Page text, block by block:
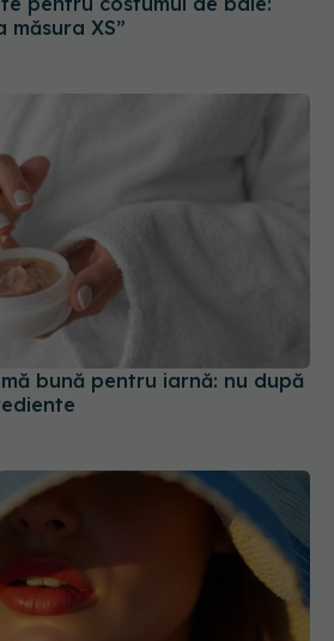
bună pentru iarnă: nu după